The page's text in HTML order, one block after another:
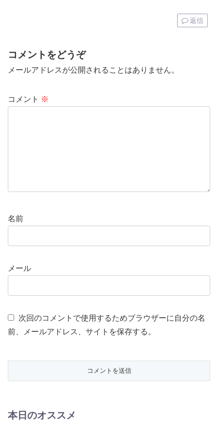
返信
コメントをどうぞ
メールアドレスが公開されることはありません。
コメント ※
名前
メール
次回のコメントで使用するためブラウザーに自分の名
前、メールアドレス、サイトを保存する。
本日のオススメ